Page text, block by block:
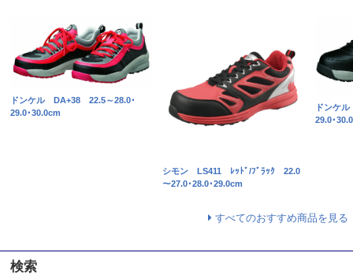
ドンケル DA+38 22.5～28.0･
29.0･30.0cm
シモン LS411 ﾚｯﾄﾞ/ﾌﾞﾗｯｸ 22.0
～27.0･28.0･29.0cm
ドンケ
29.0･
すべてのおすすめ商品を見る
検索